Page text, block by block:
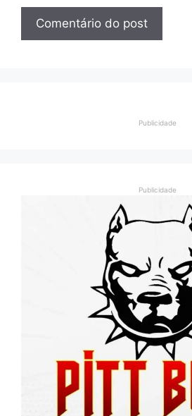
Publicidade
Publicidade